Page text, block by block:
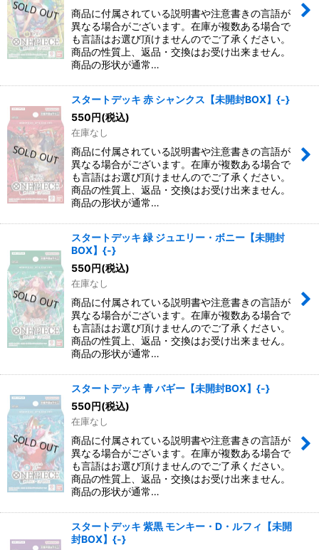
商品に付属されている説明書や注意書きの言語が
異なる場合がございます。在庫が複数ある場合で
も言語はお選び頂けませんのでご了承ください。
商品の性質上、返品・交換はお受け出来ません。
商品の形状が通常…
スタートデッキ 赤 シャンクス【未開封BOX】{-}
550円(税込)
在庫なし
商品に付属されている説明書や注意書きの言語が
異なる場合がございます。在庫が複数ある場合で
も言語はお選び頂けませんのでご了承ください。
商品の性質上、返品・交換はお受け出来ません。
商品の形状が通常…
スタートデッキ 緑 ジュエリー・ボニー【未開封
BOX】{-}
550円(税込)
在庫なし
商品に付属されている説明書や注意書きの言語が
異なる場合がございます。在庫が複数ある場合で
も言語はお選び頂けませんのでご了承ください。
商品の性質上、返品・交換はお受け出来ません。
商品の形状が通常…
スタートデッキ 青 バギー【未開封BOX】{-}
550円(税込)
在庫なし
商品に付属されている説明書や注意書きの言語が
異なる場合がございます。在庫が複数ある場合で
も言語はお選び頂けませんのでご了承ください。
商品の性質上、返品・交換はお受け出来ません。
商品の形状が通常…
スタートデッキ 紫黒 モンキー・D・ルフィ【未開
封BOX】{-}